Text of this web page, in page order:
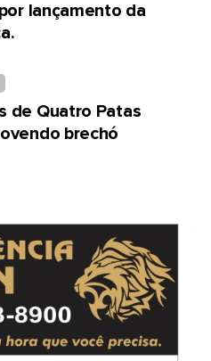
lançamento da
de Quatro Patas
brechó